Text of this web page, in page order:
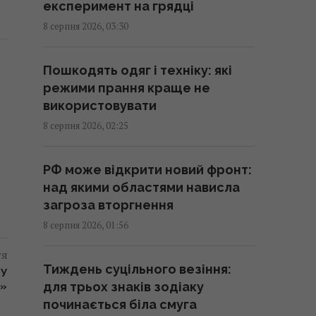
варто знати про Прагу перед
Росія просуває іноземним
замовникам нову ракету для
Старий монітор ще рано
викидати: як використати його
Вчені знайшли молоток зі
експеримент на грядці
8 серпня 2026, 03:30
Пошкодять одяг і техніку: які
режими прання краще не
використовувати
8 серпня 2026, 02:25
РФ може відкрити новий фронт:
над якими областями нависла
загроза вторгнення
8 серпня 2026, 01:56
Тиждень суцільного везіння:
для трьох знаків зодіаку
починається біла смуга